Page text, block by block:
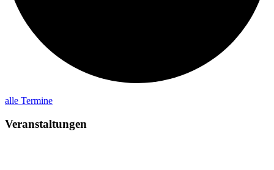
alle Termine
Veranstaltungen